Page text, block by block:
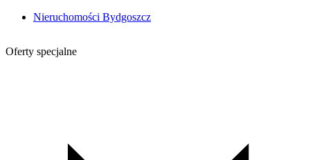
Nieruchomości Bydgoszcz
Oferty specjalne